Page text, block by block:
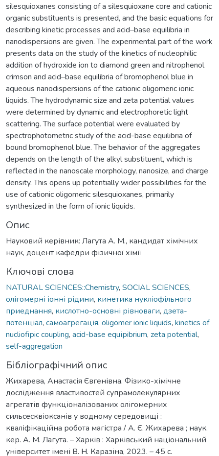
silesquioxanes consisting of a silesquioxane core and cationic
organic substituents is presented, and the basic equations for
describing kinetic processes and acid–base equilibria in
nanodispersions are given. The experimental part of the work
presents data on the study of the kinetics of nucleophilic
addition of hydroxide ion to diamond green and nitrophenol
crimson and acid–base equilibria of bromophenol blue in
aqueous nanodispersions of the cationic oligomeric ionic
liquids. The hydrodynamic size and zeta potential values
were determined by dynamic and electrophoretic light
scattering. The surface potential were evaluated by
spectrophotometric study of the acid-base equilibria of
bound bromophenol blue. The behavior of the aggregates
depends on the length of the alkyl substituent, which is
reflected in the nanoscale morphology, nanosize, and charge
density. This opens up potentially wider possibilities for the
use of cationic oligomeric silesquioxanes, primarily
synthesized in the form of ionic liquids.
Опис
Науковий керівник: Лагута А. М., кандидат хімічних
наук, доцент кафедри фізичної хімії
Ключові слова
NATURAL SCIENCES::Chemistry, SOCIAL SCIENCES,
олігомерні іонні рідини, кинетика нукліофільного
приеднання, кислотно-основні рівноваги, дзета-
потенціал, самоагрегація, oligomer ionic liquids, kinetics of
nucliofірic coupling, acid-base equірibrium, zeta potential,
self-aggregation
Бібліографічний опис
Жихарева, Анастасія Євгенівна. Фізико-хімічне
дослідження властивостей супрамолекулярних
агрегатів функціоналізованих олігомерних
сильсесквіоксанів у водному середовищі :
кваліфікаційна робота магістра / А. Є. Жихарева ; наук.
кер. А. М. Лагута. – Харків : Харківський національний
університет імені В. Н. Каразіна, 2023. – 45 с.